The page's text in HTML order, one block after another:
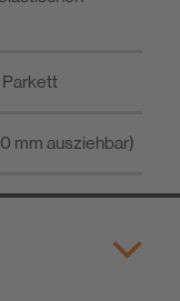
Parkett
mm ausziehbar)